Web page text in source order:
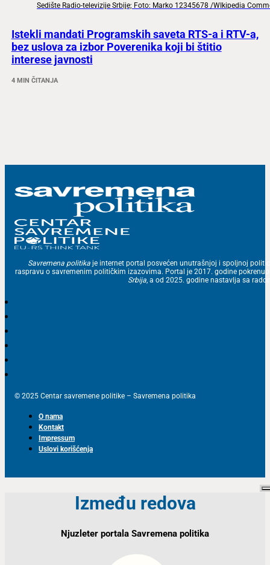
Sedište Radio-televizije Srbije; Foto: Marko 12345678 /WIkipedia
Istekli mandati Programskih saveta RTS-a i RTV-a,
bez uslova za izbor Poverenika koji bi štitio
interese javnosti
4 MIN ČITANJA
Savremena politika je internet portal posvećen unutrašnjoj i spoljnoj
raspravu o savremenim političkim izazovima. Portal je 2017. godine
Srbija, a od 2025. godine nastavlja sa
© 2025 Centar savremene politike – Savremena politika
O nama
Kontakt
Impressum
Uslovi korišćenja
Između redova
Njuzleter portala Savremena politika